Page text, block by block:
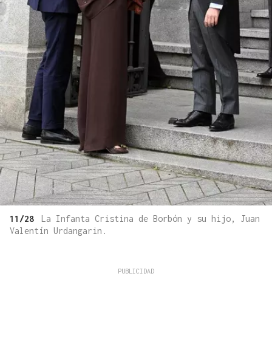
11/28
La Infanta Cristina de Borbón y su hijo, Juan
Valentín Urdangarin.